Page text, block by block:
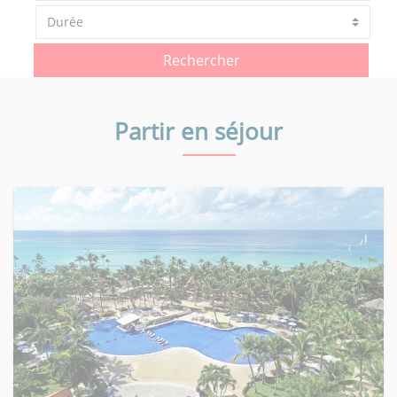
Rechercher
Partir en séjour